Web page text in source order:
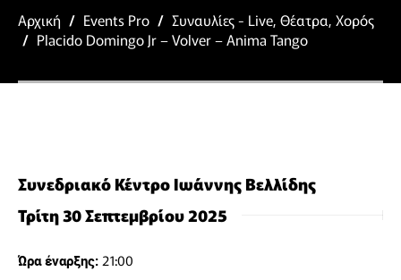
Αρχική / Events Pro / Συναυλίες - Live, Θέατρα, Χορός
/ Placido Domingo Jr – Volver – Anima Tango
Συνεδριακό Κέντρο Ιωάννης Βελλίδης
Τρίτη 30 Σεπτεμβρίου 2025
Ώρα έναρξης: 21:00